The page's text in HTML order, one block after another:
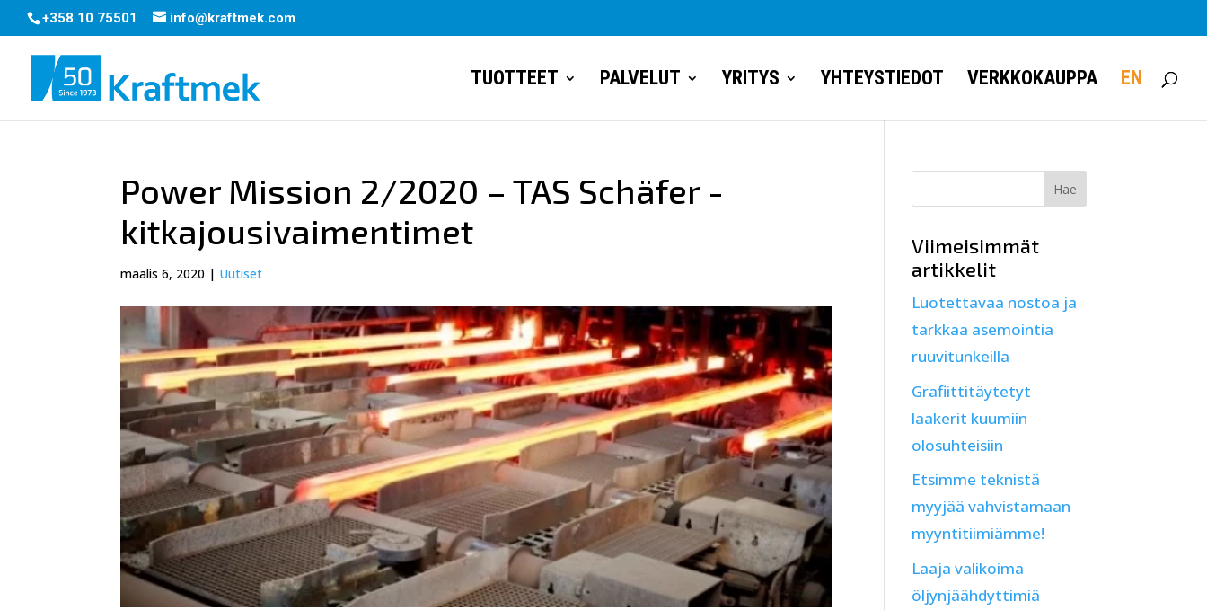
+358 10 75501 info@kraftmek.com
TUOTTEET PALVELUT YRITYS YHTEYSTIEDOT VERKKOKAUPPA EN
Power Mission 2/2020 – TAS Schäfer -
kitkajousivaimentimet
maalis 6, 2020 | Uutiset
Viimeisimmät
artikkelit
Luotettavaa nostoa ja
tarkkaa asemointia
ruuvitunkeilla
Grafiittitäytetyt
laakerit kuumiin
olosuhteisiin
Etsimme teknistä
myyjää vahvistamaan
myyntitiimiämme!
Laaja valikoima
öljynjäähdyttimiä